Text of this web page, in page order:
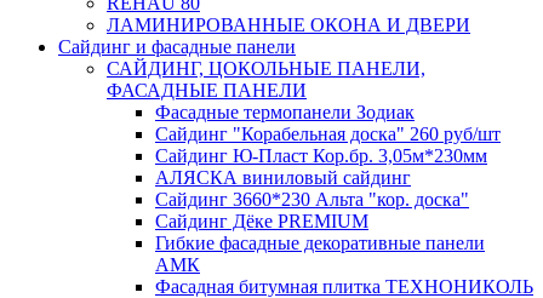
ЛАМИНИРОВАННЫЕ ОКОНА И ДВЕРИ
Сайдинг и фасадные панели
САЙДИНГ, ЦОКОЛЬНЫЕ ПАНЕЛИ,
ФАСАДНЫЕ ПАНЕЛИ
Фасадные термопанели Зодиак
Сайдинг "Корабельная доска" 260 руб/шт
Сайдинг Ю-Пласт Кор.бр. 3,05м*230мм
АЛЯСКА виниловый сайдинг
Сайдинг 3660*230 Альта "кор. доска"
Сайдинг Дёке PREMIUM
Гибкие фасадные декоративные панели
АМК
Фасадная битумная плитка ТЕХНОНИКОЛЬ